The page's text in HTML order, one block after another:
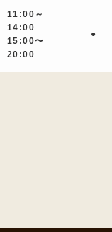
11:00～
14:00
15:00〜
20:00
●